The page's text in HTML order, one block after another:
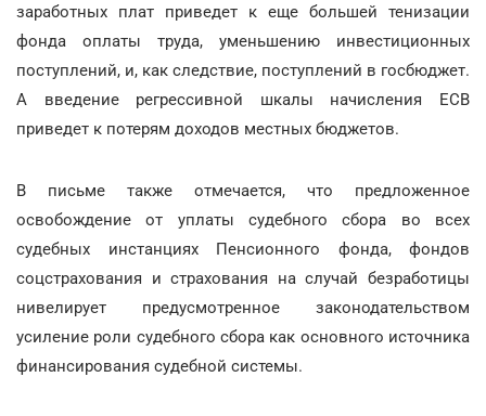
заработных плат приведет к еще большей тенизации
фонда оплаты труда, уменьшению инвестиционных
поступлений, и, как следствие, поступлений в госбюджет.
А введение регрессивной шкалы начисления ЕСВ
приведет к потерям доходов местных бюджетов.
В письме также отмечается, что предложенное
освобождение от уплаты судебного сбора во всех
судебных инстанциях Пенсионного фонда, фондов
соцстрахования и страхования на случай безработицы
нивелирует предусмотренное законодательством
усиление роли судебного сбора как основного источника
финансирования судебной системы.